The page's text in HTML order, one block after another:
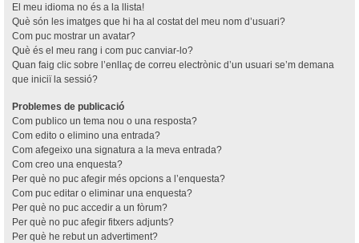
El meu idioma no és a la llista!
Què són les imatges que hi ha al costat del meu nom d’usuari?
Com puc mostrar un avatar?
Què és el meu rang i com puc canviar-lo?
Quan faig clic sobre l’enllaç de correu electrònic d’un usuari se’m demana
que iniciï la sessió?
Problemes de publicació
Com publico un tema nou o una resposta?
Com edito o elimino una entrada?
Com afegeixo una signatura a la meva entrada?
Com creo una enquesta?
Per què no puc afegir més opcions a l’enquesta?
Com puc editar o eliminar una enquesta?
Per què no puc accedir a un fòrum?
Per què no puc afegir fitxers adjunts?
Per què he rebut un advertiment?